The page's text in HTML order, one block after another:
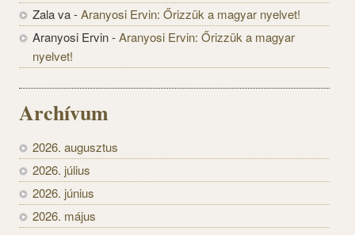
Zala va-Aranyosi Ervin: Őrizzük a magyar nyelvet!
Aranyosi Ervin-Aranyosi Ervin: Őrizzük a magyar
nyelvet!
Archívum
2026. augusztus
2026. július
2026. június
2026. május